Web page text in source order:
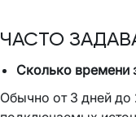
ЧАСТО
Сколько времени
Обычно от 3 дней до